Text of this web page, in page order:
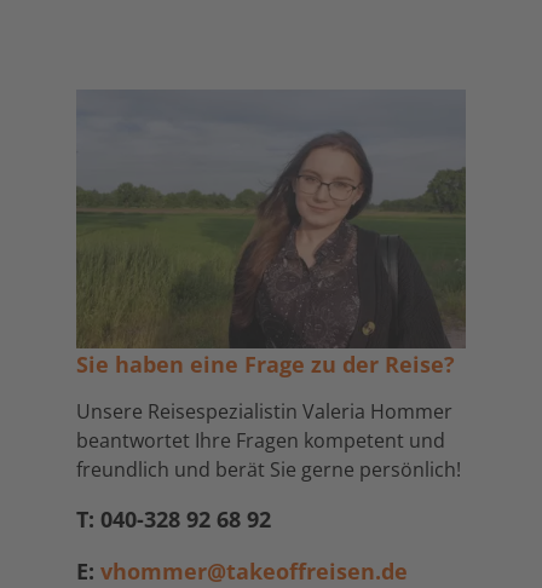
Sie haben eine Frage zu der Reise?
Unsere Reisespezialistin Valeria Hommer
beantwortet Ihre Fragen kompetent und
freundlich und berät Sie gerne persönlich!
T: 040-328 92 68 92
E: vhommer@takeoffreisen.de